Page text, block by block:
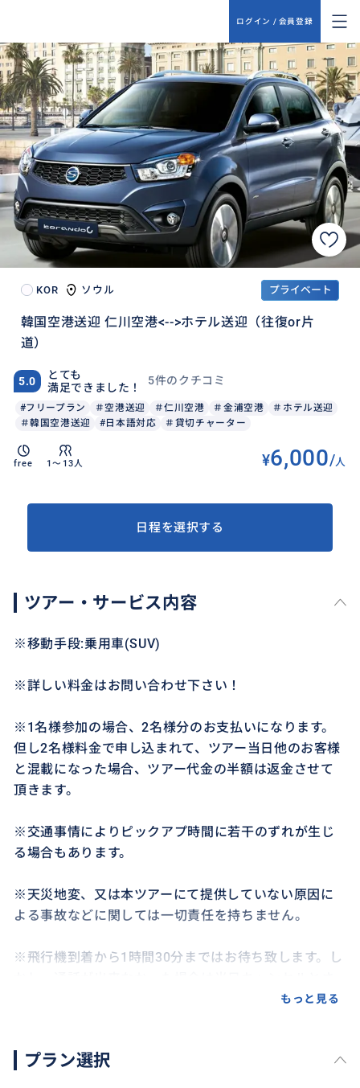
ログイン / 会員登録
KOR ソウル プライベート
韓国空港送迎 仁川空港<-->ホテル送迎（往復or片
道）
5.0
とても
満足できました！
5件のクチコミ
#フリープラン ＃空港送迎 ＃仁川空港 ＃金浦空港
＃ホテル送迎
＃韓国空港送迎
#日本語対応 ＃貸切チャーター
free 1〜13人 ¥6,000/人
日程を選択する
ツアー・サービス内容
※移動手段:乗用車(SUV)
※詳しい料金はお問い合わせ下さい！
※1名様参加の場合、2名様分のお支払いになります。
但し2名様料金で申し込まれて、ツアー当日他のお客様
と混載になった場合、ツアー代金の半額は返金させて
頂きます。
※交通事情によりピックアプ時間に若干のずれが生じ
る場合もあります。
※天災地変、又は本ツアーにて提供していない原因に
よる事故などに関しては一切責任を持ちません。
※飛行機到着から1時間30分まではお待ち致します。し
せて頂き、ご返金も致しかねますので、何卒ご了承頂
※飛行機が1時間以上延着した場合は1時間当り10,000
もっと見る
プラン選択